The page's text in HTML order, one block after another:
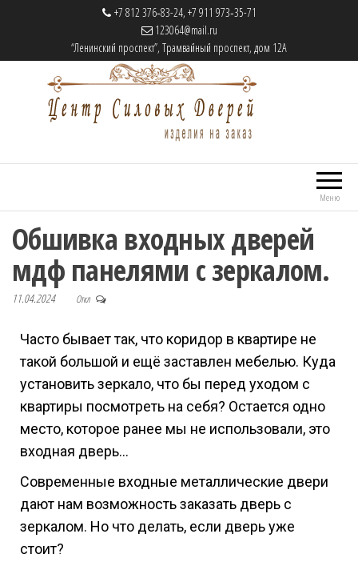
+7 812 376‑83-24, +7 911 973‑35-71
123064@mail.ru
“Ленинский проспект”, Трамвайный проспект, дом 12А
Центр Силовых Дверей
Меню
Обшивка входных дверей
мдф панелями с зеркалом.
11.04.2024 Откл
Часто бывает так, что коридор в квартире не
такой большой и ещё заставлен мебелью. Куда
установить зеркало, что бы перед уходом с
квартиры посмотреть на себя? Остается одно
место, которое ранее мы не использовали, это
входная дверь…
Современные входные металлические двери
дают нам возможность заказать дверь с
зеркалом. Но что делать, если дверь уже
стоит?